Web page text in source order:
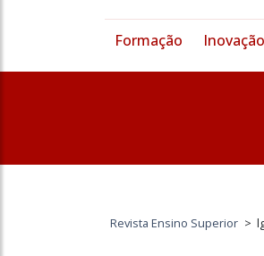
Formação Inovação
Revista Ensino Superior >